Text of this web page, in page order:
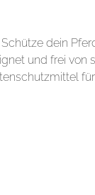
dein
und frei